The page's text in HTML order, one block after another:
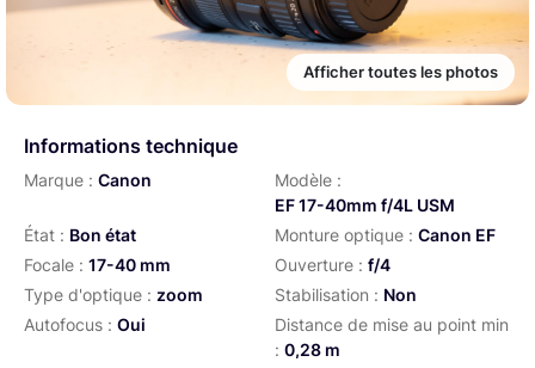
Afficher toutes les photos
Informations technique
Marque : Canon
Modèle :
EF 17-40mm f/4L USM
État : Bon état Monture optique : Canon EF
Focale : 17-40 mm Ouverture : f/4
Type d'optique : zoom Stabilisation : Non
Autofocus : Oui
Distance de mise au point min
: 0,28 m